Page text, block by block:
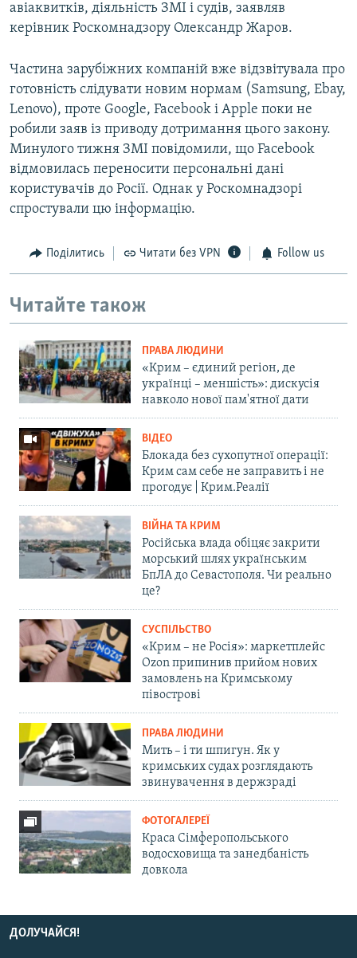
авіаквитків, діяльність ЗМІ і судів, заявляв
керівник Роскомнадзору Олександр Жаров.
Частина зарубіжних компаній вже відзвітувала про
готовність слідувати новим нормам (Samsung, Ebay,
Lenovo), проте Google, Facebook і Apple поки не
робили заяв із приводу дотримання цього закону.
Минулого тижня ЗМІ повідомили, що Facebook
відмовилась переносити персональні дані
користувачів до Росії. Однак у Роскомнадзорі
спростували цю інформацію.
Поділитись Читати без VPN Follow us
Читайте також
ПРАВА ЛЮДИНИ
«Крим – єдиний регіон, де
українці – меншість»: дискусія
навколо нової пам'ятної дати
ВІДЕО
Блокада без сухопутної операції:
Крим сам себе не заправить і не
прогодує | Крим.Реалії
ВІЙНА ТА КРИМ
Російська влада обіцяє закрити
морський шлях українським
БпЛА до Севастополя. Чи реально
це?
СУСПІЛЬСТВО
«Крим – не Росія»: маркетплейс
Ozon припинив прийом нових
замовлень на Кримському
півострові
ПРАВА ЛЮДИНИ
Мить – і ти шпигун. Як у
кримських судах розглядають
звинувачення в держзраді
ФОТОГАЛЕРЕЇ
Краса Сімферопольського
водосховища та занедбаність
довкола
ДОЛУЧАЙСЯ!